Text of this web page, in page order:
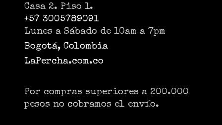
Casa 2. Piso 1.
+57 3005789091
Lunes a Sábado de 10am a 7pm
Bogotá, Colombia
LaPercha.com.co
Por compras superiores a 200.000
pesos no cobramos el envío.